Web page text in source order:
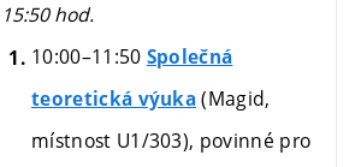
15:50 hod.
10:00–11:50 Společná
teoretická výuka (Magid,
místnost U1/303), povinné pro